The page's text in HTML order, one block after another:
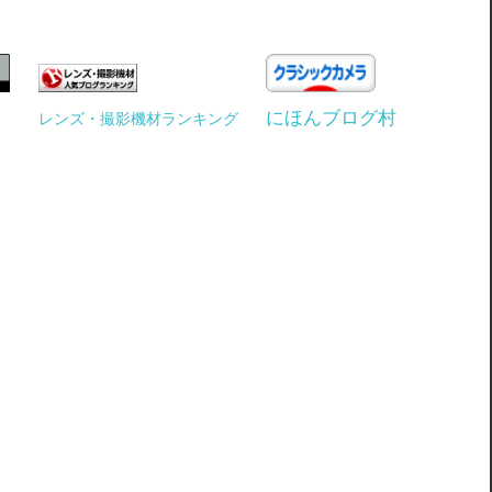
にほんブログ村
レンズ・撮影機材ランキング